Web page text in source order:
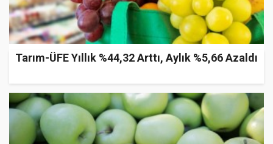
Tarım-ÜFE Yıllık %44,32 Arttı, Aylık %5,66 Azaldı